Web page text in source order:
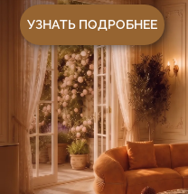
© 2026 Sky Living
Политика конфиденциальности
+7 (958) 202-41-41
+7 (932) 021-99-97
+7 (499) 916-60-10,
Политика возврата товаров
Sales@skyliving.ru
Telegram и YouTube ограничены на территории
РФ (на основании ФЗ-149 "Об информации")